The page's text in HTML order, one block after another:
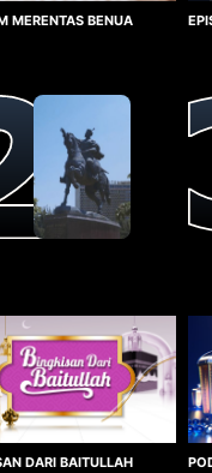
MERENTAS BENUA
DARI BAITULLAH